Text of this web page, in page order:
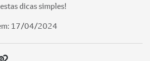
dicas simples!
17/04/2024